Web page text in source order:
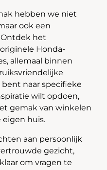
hebben we niet
ook een
het
Honda-
allemaal binnen
naar specifieke
wilt opdoen,
gemak van winkelen
huis.
aan persoonlijk
gezicht,
om vragen te